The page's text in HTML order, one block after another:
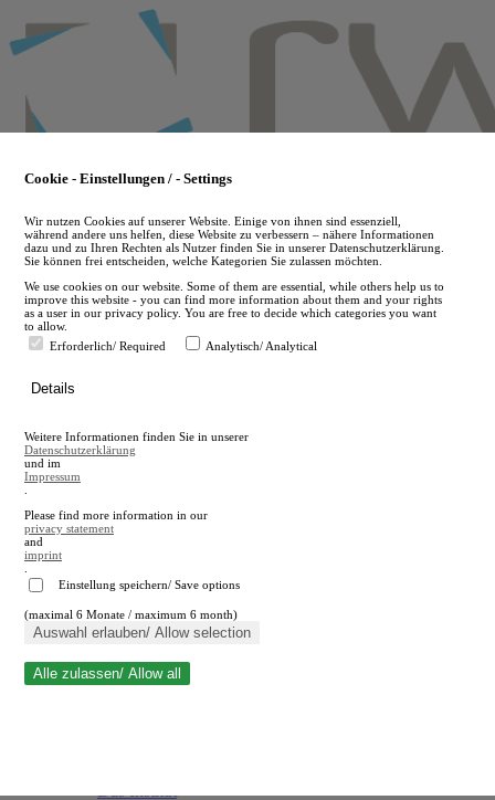
to
main
en
A
A
Suche schließen
Cookie - Einstellungen / - Settings
Wir nutzen Cookies auf unserer Website. Einige von ihnen sind essenziell,
während andere uns helfen, diese Website zu verbessern – nähere Informationen
dazu und zu Ihren Rechten als Nutzer finden Sie in unserer Datenschutzerklärung.
Sie können frei entscheiden, welche Kategorien Sie zulassen möchten.
We use cookies on our website. Some of them are essential, while others help us to
improve this website - you can find more information about them and your rights
as a user in our privacy policy. You are free to decide which categories you want
to allow.
Erforderlich/ Required
Analytisch/ Analytical
Details
Weitere Informationen finden Sie in unserer
Datenschutzerklärung
und im
Impressum
Please find more information in our
privacy statement
and
imprint
Einstellung speichern/ Save options
(maximal 6 Monate / maximum 6 month)
Auswahl erlauben/ Allow selection
Alle zulassen/ Allow all